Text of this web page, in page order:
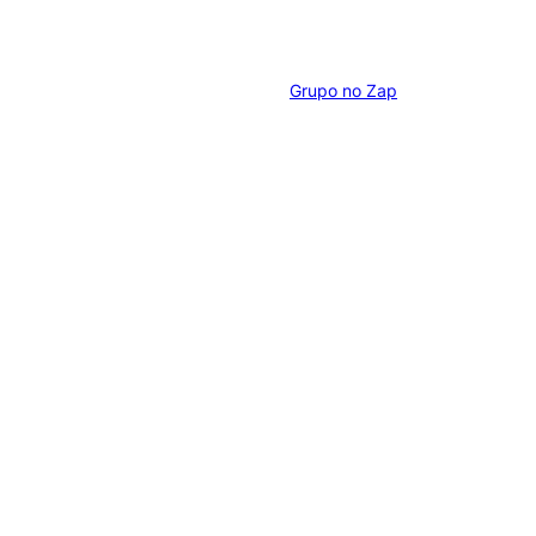
Grupo no Zap